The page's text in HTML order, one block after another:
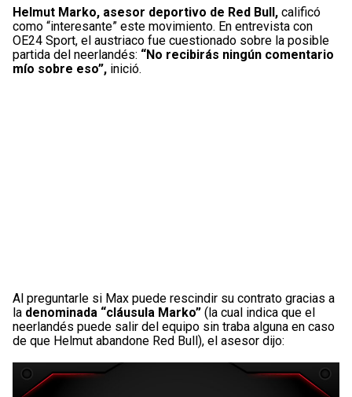
Helmut Marko, asesor deportivo de Red Bull, calificó
como “interesante” este movimiento. En entrevista con
OE24 Sport, el austriaco fue cuestionado sobre la posible
partida del neerlandés: “No recibirás ningún comentario
mío sobre eso”, inició.
Al preguntarle si Max puede rescindir su contrato gracias a
la denominada “cláusula Marko” (la cual indica que el
neerlandés puede salir del equipo sin traba alguna en caso
de que Helmut abandone Red Bull), el asesor dijo: